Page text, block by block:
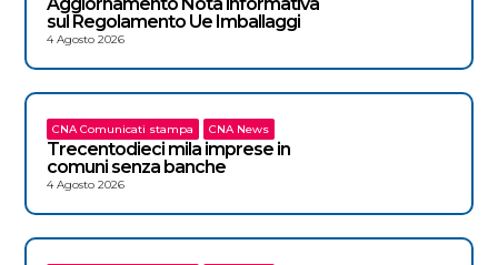
sul Regolamento Ue Imballaggi
4 Agosto 2026
CNA Comunicati stampa CNA News
Trecentodieci mila imprese in
comuni senza banche
4 Agosto 2026